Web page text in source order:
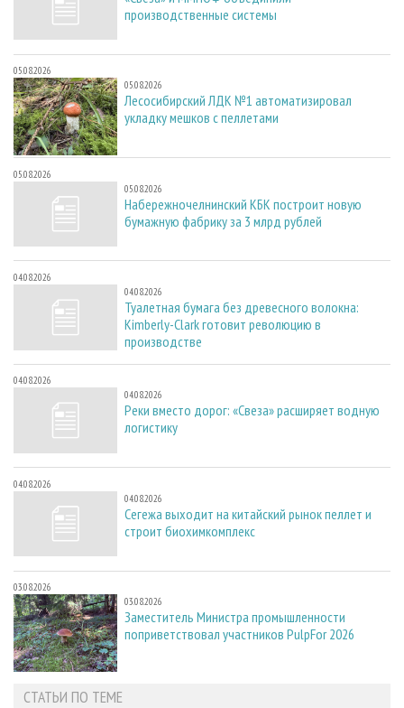
производственные системы
05.08.2026
05.08.2026
Лесосибирский ЛДК №1 автоматизировал
укладку мешков с пеллетами
05.08.2026
05.08.2026
Набережночелнинский КБК построит новую
бумажную фабрику за 3 млрд рублей
04.08.2026
04.08.2026
Туалетная бумага без древесного волокна:
Kimberly-Clark готовит революцию в
производстве
04.08.2026
04.08.2026
Реки вместо дорог: «Свеза» расширяет водную
логистику
04.08.2026
04.08.2026
Сегежа выходит на китайский рынок пеллет и
строит биохимкомплекс
03.08.2026
03.08.2026
Заместитель Министра промышленности
поприветствовал участников PulpFor 2026
СТАТЬИ ПО ТЕМЕ